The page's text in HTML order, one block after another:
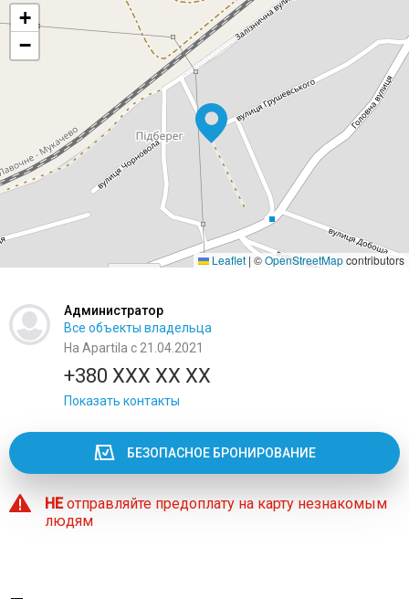
+
−
Leaflet | ©OpenStreetMapcontributors
Администратор
Все объекты владельца
На Apartila с 21.04.2021
+380 XXX XX XX
Показать контакты
БЕЗОПАСНОЕ БРОНИРОВАНИЕ
НЕотправляйте предоплату на карту незнакомым
людям